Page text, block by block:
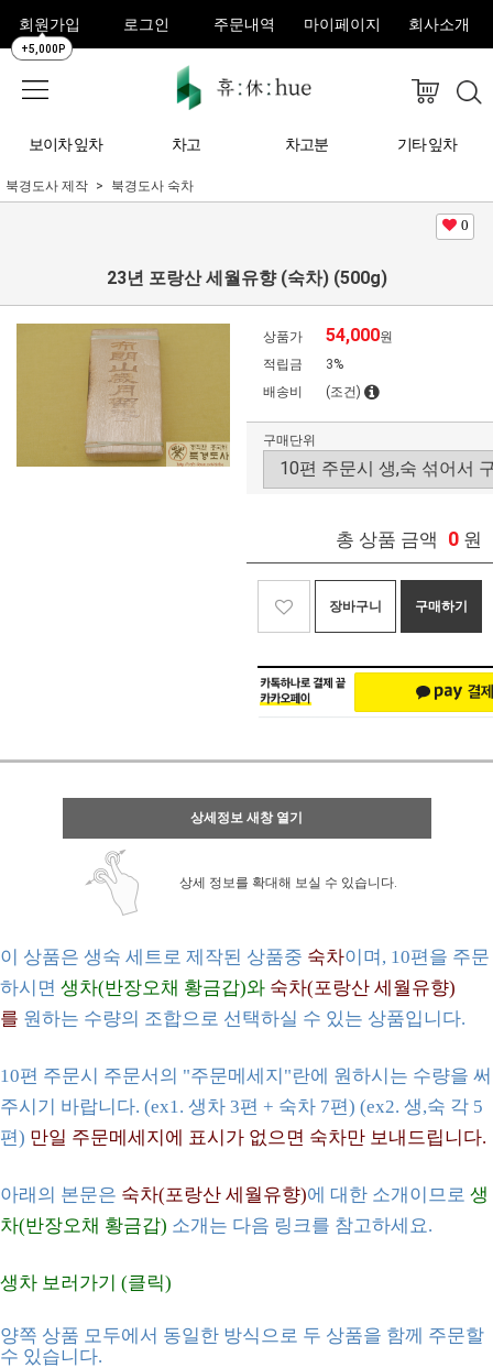
회원가입
+5,000P
로그인 주문내역 마이페이지 회사소개
보이차 잎차 차고 차고분 기타 잎차
북경도사 제작 북경도사 숙차
0
23년 포랑산 세월유향 (숙차) (500g)
상품가 54,000원
적립금
3%
배송비
(조건)
구매단위
총 상품 금액 0 원
장바구니 구매하기
상세정보 새창 열기
상세 정보를 확대해 보실 수 있습니다.
이 상품은 생숙 세트로 제작된 상품중 숙차이며, 10편을 주문
하시면 생차(반장오채 황금갑)와 숙차(포랑산 세월유향)
를 원하는 수량의 조합으로 선택하실 수 있는 상품입니다.
10편 주문시 주문서의 "주문메세지"란에 원하시는 수량을 써
주시기 바랍니다. (ex1. 생차 3편 + 숙차 7편) (ex2. 생,숙 각 5
편) 만일 주문메세지에 표시가 없으면 숙차만 보내드립니다.
아래의 본문은 숙차(포랑산 세월유향)에 대한 소개이므로 생
차(반장오채 황금갑) 소개는 다음 링크를 참고하세요.
생차 보러가기 (클릭)
양쪽 상품 모두에서 동일한 방식으로 두 상품을 함께 주문할
수 있습니다.